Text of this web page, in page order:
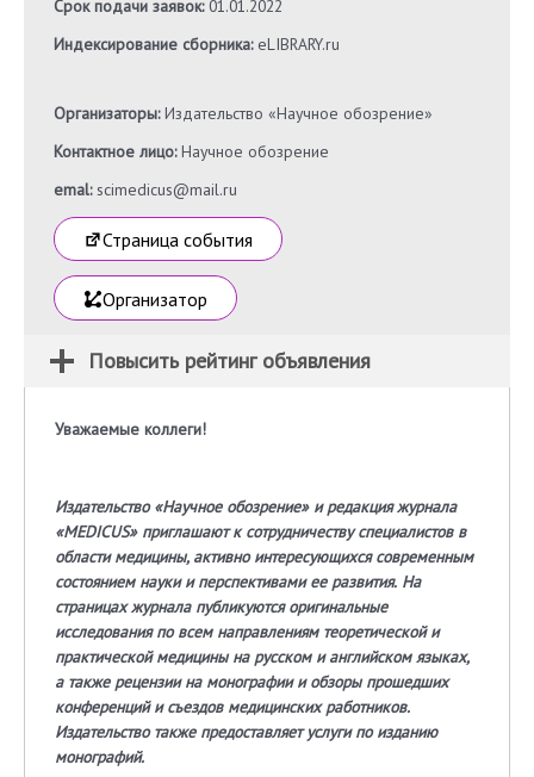
Срок подачи заявок:01.01.2022
Индексирование сборника:eLIBRARY.ru
Организаторы:Издательство «Научное обозрение»
Контактное лицо:Научное обозрение
emal:scimedicus@mail.ru
Страница события
Организатор
Повысить рейтинг объявления
Уважаемые коллеги!
Издательство «Научное обозрение» и редакция журнала
«MEDICUS»приглашают к сотрудничеству специалистов в
области медицины, активно интересующихся современным
состоянием науки и перспективами ее развития. На
страницах журнала публикуются оригинальные
исследования по всем направлениям теоретической и
практической медицины на русском и английском языках,
а также рецензии на монографии и обзоры прошедших
конференций и съездов медицинских работников.
Издательство также предоставляет услуги по изданию
монографий.